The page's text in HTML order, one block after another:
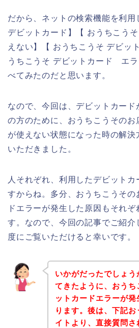
だから、ネットの検索機能を利用
デビットカード】【 おうちこう
えない】【 おうちこうそ デビ
うちこうそ デビットカード エラ
べてみたのだと思います。
なので、今回は、デビットカード
の方のために、おうちこうそのお
が使えない状態になった時の解決
いただきました。
人それぞれ、利用したデビットカ
すからね。多分、おうちこうその
ドエラーが発生した原因もそれぞ
す。なので、今回の記事でご紹介
度にご覧いただけると幸いです。
いかがだったでしょ
てきたように、おう
ットカードエラーが
ります。後は、下記
イトより、直接質問